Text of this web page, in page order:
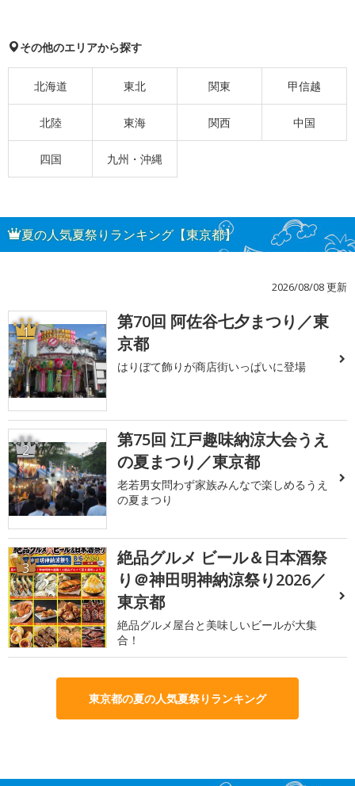
その他のエリアから探す
北海道 東北 関東 甲信越
北陸 東海 関西 中国
四国 九州・沖縄
夏の人気夏祭りランキング【東京都】
2026/08/08 更新
1
第70回 阿佐谷七夕まつり／東
京都
はりぼて飾りが商店街いっぱいに登場
2
第75回 江戸趣味納涼大会うえ
の夏まつり／東京都
老若男女問わず家族みんなで楽しめるうえ
の夏まつり
3
絶品グルメ ビール＆日本酒祭
り＠神田明神納涼祭り2026／
東京都
絶品グルメ屋台と美味しいビールが大集
合！
東京都の夏の人気夏祭りランキング